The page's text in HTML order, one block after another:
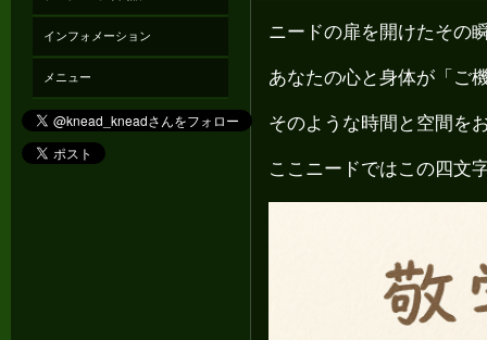
ニードの扉を開けたその
あなたの心と身体が「
そのような時間と空間を
ここニードではこの四文
インフォメーション
メニュー